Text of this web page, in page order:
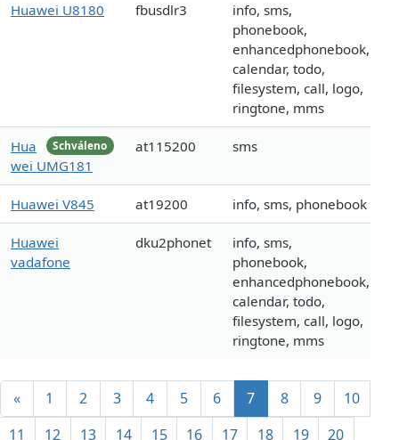
Huawei U8180 fbusdlr3
info, sms,
phonebook,
enhancedphonebook,
calendar, todo,
filesystem, call, logo,
ringtone, mms
Schváleno
Hua
wei UMG181
at115200 sms
Huawei V845 at19200 info, sms, phonebook
Huawei
vadafone
dku2phonet
info, sms,
phonebook,
enhancedphonebook,
calendar, todo,
filesystem, call, logo,
ringtone, mms
« 1 2 3 4 5 6 7 8 9
10
11
12 13 14 15 16 17 18 19
20